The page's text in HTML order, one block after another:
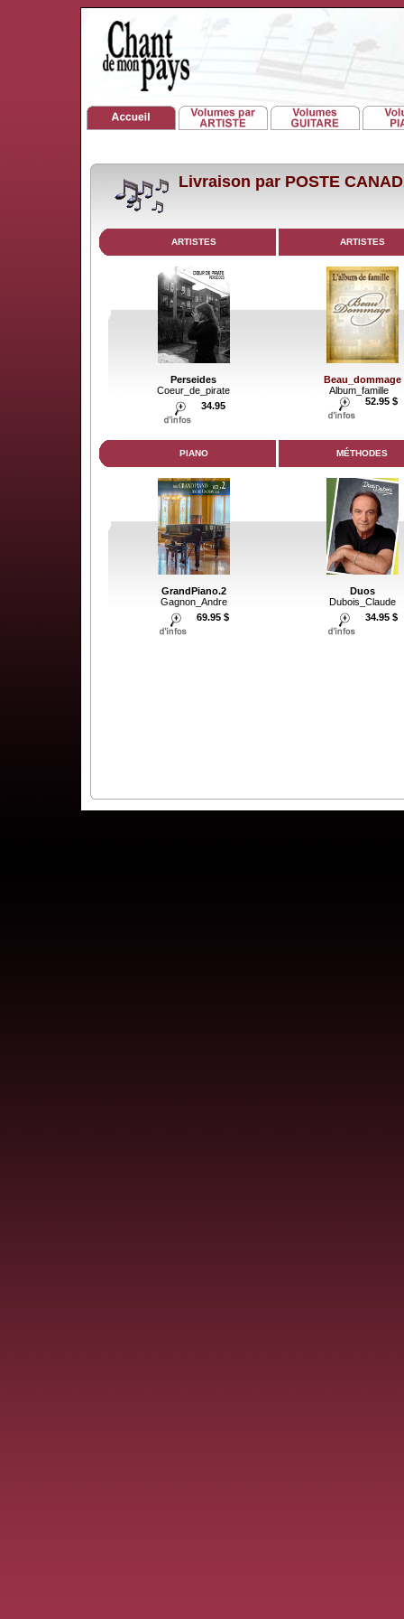
Livraison par POSTE
ARTISTES ARTISTES
Perseides
Coeur_de_pirate
34.95
Beau_dommage
Album_famille
52.95 $
PIANO MÉTHODES
GrandPiano.2
Gagnon_Andre
69.95 $
Duos
Dubois_Claude
34.95 $